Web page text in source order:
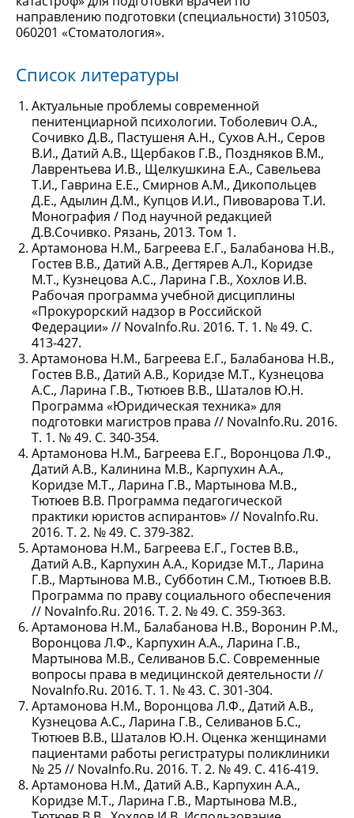
направлению подготовки (специальности) 310503,
060201 «Стоматология».
Список литературы
Актуальные проблемы современной
пенитенциарной психологии. Тоболевич О.А.,
Сочивко Д.В., Пастушеня А.Н., Сухов А.Н., Серов
В.И., Датий А.В., Щербаков Г.В., Поздняков В.М.,
Лаврентьева И.В., Щелкушкина Е.А., Савельева
Т.И., Гаврина Е.Е., Смирнов А.М., Дикопольцев
Д.Е., Адылин Д.М., Купцов И.И., Пивоварова Т.И.
Монография / Под научной редакцией
Д.В.Сочивко. Рязань, 2013. Том 1.
Артамонова Н.М., Багреева Е.Г., Балабанова Н.В.,
Гостев В.В., Датий А.В., Дегтярев А.Л., Коридзе
М.Т., Кузнецова А.С., Ларина Г.В., Хохлов И.В.
Рабочая программа учебной дисциплины
«Прокурорский надзор в Российской
Федерации» // NovaInfo.Ru. 2016. Т. 1. № 49. С.
413-427.
Артамонова Н.М., Багреева Е.Г., Балабанова Н.В.,
Гостев В.В., Датий А.В., Коридзе М.Т., Кузнецова
А.С., Ларина Г.В., Тютюев В.В., Шаталов Ю.Н.
Программа «Юридическая техника» для
подготовки магистров права // NovaInfo.Ru. 2016.
Т. 1. № 49. С. 340-354.
Артамонова Н.М., Багреева Е.Г., Воронцова Л.Ф.,
Датий А.В., Калинина М.В., Карпухин А.А.,
Коридзе М.Т., Ларина Г.В., Мартынова М.В.,
Тютюев В.В. Программа педагогической
практики юристов аспирантов» // NovaInfo.Ru.
2016. Т. 2. № 49. С. 379-382.
Артамонова Н.М., Багреева Е.Г., Гостев В.В.,
Датий А.В., Карпухин А.А., Коридзе М.Т., Ларина
Г.В., Мартынова М.В., Субботин С.М., Тютюев В.В.
Программа по праву социального обеспечения
// NovaInfo.Ru. 2016. Т. 2. № 49. С. 359-363.
Артамонова Н.М., Балабанова Н.В., Воронин Р.М.,
Воронцова Л.Ф., Карпухин А.А., Ларина Г.В.,
Мартынова М.В., Селиванов Б.С. Современные
вопросы права в медицинской деятельности //
NovaInfo.Ru. 2016. Т. 1. № 43. С. 301-304.
Артамонова Н.М., Воронцова Л.Ф., Датий А.В.,
Кузнецова А.С., Ларина Г.В., Селиванов Б.С.,
Тютюев В.В., Шаталов Ю.Н. Оценка женщинами
пациентами работы регистратуры поликлиники
№ 25 // NovaInfo.Ru. 2016. Т. 2. № 49. С. 416-419.
Артамонова Н.М., Датий А.В., Карпухин А.А.,
Коридзе М.Т., Ларина Г.В., Мартынова М.В.,